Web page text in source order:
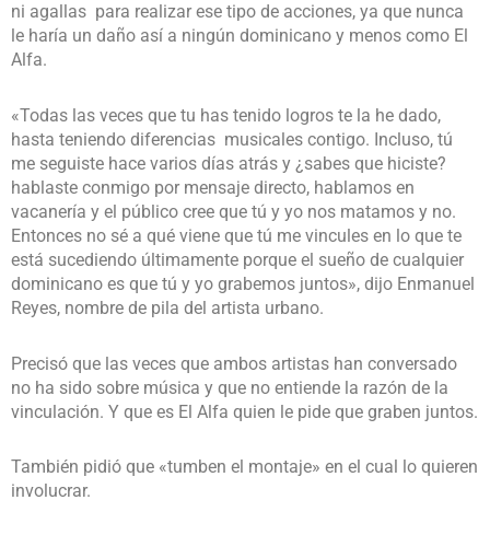
ni agallas para realizar ese tipo de acciones, ya que nunca
le haría un daño así a ningún dominicano y menos como El
Alfa.
«Todas las veces que tu has tenido logros te la he dado,
hasta teniendo diferencias musicales contigo. Incluso, tú
me seguiste hace varios días atrás y ¿sabes que hiciste?
hablaste conmigo por mensaje directo, hablamos en
vacanería y el público cree que tú y yo nos matamos y no.
Entonces no sé a qué viene que tú me vincules en lo que te
está sucediendo últimamente porque el sueño de cualquier
dominicano es que tú y yo grabemos juntos», dijo Enmanuel
Reyes, nombre de pila del artista urbano.
Precisó que las veces que ambos artistas han conversado
no ha sido sobre música y que no entiende la razón de la
vinculación. Y que es El Alfa quien le pide que graben juntos.
También pidió que «tumben el montaje» en el cual lo quieren
involucrar.